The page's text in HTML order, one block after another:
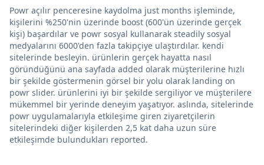
Powr açılır penceresine kaydolma just months işleminde,
kişilerini %250'nin üzerinde boost (600'ün üzerinde gerçek
kişi) başardılar ve powr sosyal kullanarak steadily sosyal
medyalarını 6000'den fazla takipçiye ulaştırdılar. kendi
sitelerinde besleyin. ürünlerin gerçek hayatta nasıl
göründüğünü ana sayfada added olarak müşterilerine hızlı
bir şekilde göstermenin görsel bir yolu olarak landing on
powr slider. ürünlerini iyi bir şekilde sergiliyor ve müşterilere
mükemmel bir yerinde deneyim yaşatıyor. aslında, sitelerinde
powr uygulamalarıyla etkileşime giren ziyaretçilerin
sitelerindeki diğer kişilerden 2,5 kat daha uzun süre
etkileşimde bulundukları reported.